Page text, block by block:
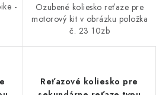
-
Ozubené koliesko reťaze pre
motorový kit v obrázku položka
č. 23 10zb
Reťazové koliesko pre